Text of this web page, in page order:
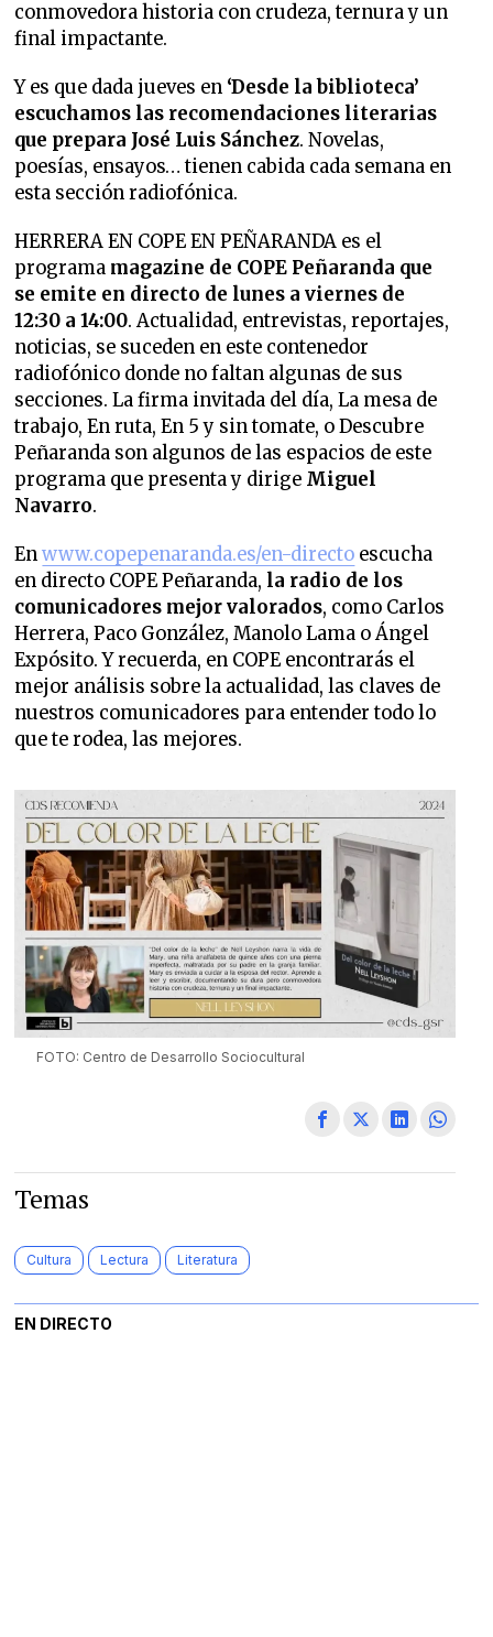
conmovedora historia con crudeza, ternura y un
final impactante.
Y es que dada jueves en ‘Desde la biblioteca’
escuchamos las recomendaciones literarias
que prepara José Luis Sánchez. Novelas,
poesías, ensayos… tienen cabida cada semana en
esta sección radiofónica.
HERRERA EN COPE EN PEÑARANDA es el
programa magazine de COPE Peñaranda que
se emite en directo de lunes a viernes de
12:30 a 14:00. Actualidad, entrevistas, reportajes,
noticias, se suceden en este contenedor
radiofónico donde no faltan algunas de sus
secciones. La firma invitada del día, La mesa de
trabajo, En ruta, En 5 y sin tomate, o Descubre
Peñaranda son algunos de las espacios de este
programa que presenta y dirige Miguel
Navarro.
Enwww.copepenaranda.es/en-directo escucha
en directo COPE Peñaranda, la radio de los
comunicadores mejor valorados, como Carlos
Herrera, Paco González, Manolo Lama o Ángel
Expósito. Y recuerda, en COPE encontrarás el
mejor análisis sobre la actualidad, las claves de
nuestros comunicadores para entender todo lo
que te rodea, las mejores.
FOTO: Centro de Desarrollo Sociocultural
Temas
Cultura Lectura Literatura
EN DIRECTO